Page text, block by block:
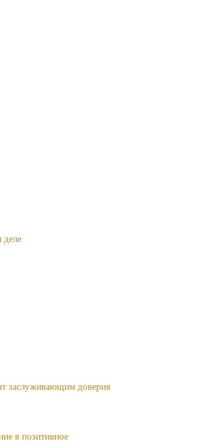
деле
заслуживающим доверия
в позитивное